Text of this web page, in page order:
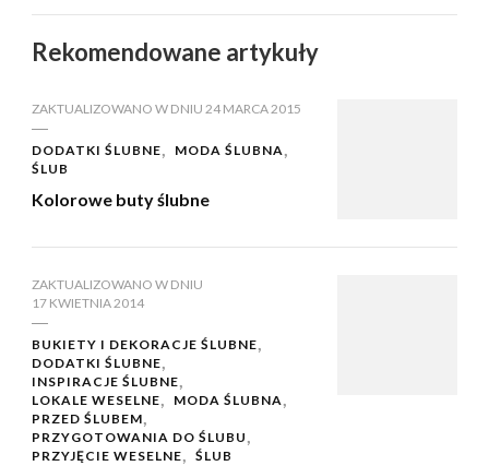
Rekomendowane artykuły
ZAKTUALIZOWANO W DNIU 24 MARCA 2015
DODATKI ŚLUBNE
MODA ŚLUBNA
ŚLUB
Kolorowe buty ślubne
ZAKTUALIZOWANO W DNIU
17 KWIETNIA 2014
BUKIETY I DEKORACJE ŚLUBNE
DODATKI ŚLUBNE
INSPIRACJE ŚLUBNE
LOKALE WESELNE
MODA ŚLUBNA
PRZED ŚLUBEM
PRZYGOTOWANIA DO ŚLUBU
PRZYJĘCIE WESELNE
ŚLUB